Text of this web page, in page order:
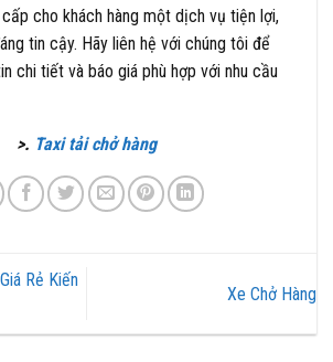
cho khách hàng một dịch vụ tiện lợi,
tin cậy. Hãy liên hệ với chúng tôi để
chi tiết và báo giá phù hợp với nhu cầu
>. Taxi tải chở hàng
Rẻ Kiến
Xe Chở Hàng